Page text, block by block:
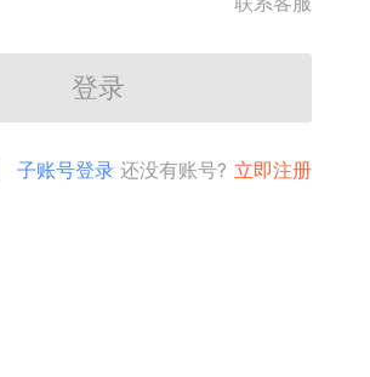
登录
子账号登录 还没有账号? 立即注册